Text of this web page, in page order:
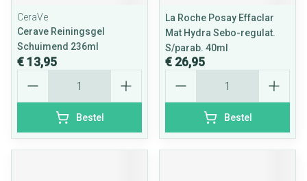
CeraVe
Cerave Reiningsgel
Schuimend 236ml
€ 13,95
Bestel
La Roche Posay Effaclar
Mat Hydra Sebo-regulat.
S/parab. 40ml
€ 26,95
Bestel